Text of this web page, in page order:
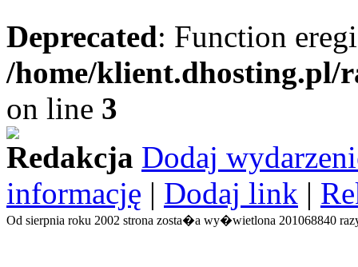
Deprecated: Function
/home/
on line 3
Redakcja Dodaj
informację | Dodaj link |
Od sierpnia roku 2002 strona zosta�a wy�wietlona 201068840